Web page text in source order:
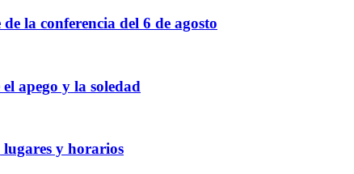
la conferencia del 6 de agosto
apego y la soledad
lugares y horarios